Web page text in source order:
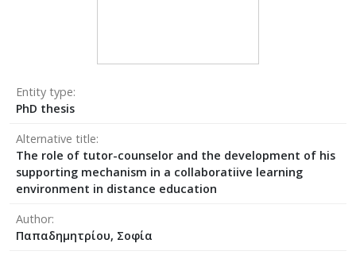
Entity type
PhD thesis
Alternative title
The role of tutor-counselor and the development of his
supporting mechanism in a collaboratiive learning
environment in distance education
Author
Παπαδημητρίου, Σοφία